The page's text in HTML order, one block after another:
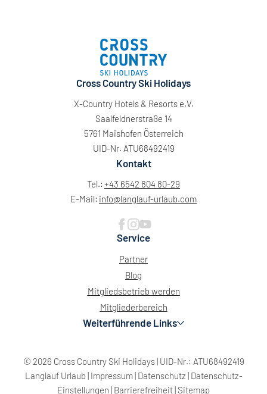
Cross Country Ski Holidays
X-Country Hotels & Resorts e.V.
Saalfeldnerstraße 14
5761 Maishofen Österreich
UID-Nr. ATU68492419
Kontakt
Tel.: +43 6542 804 80-29
E-Mail: info@langlauf-urlaub.com
Service
Partner
Blog
Mitgliedsbetrieb werden
Mitgliederbereich
Weiterführende Links
© 2026 Cross Country Ski Holidays| UID-Nr.: ATU68492419
Langlauf Urlaub | Impressum| Datenschutz | Datenschutz-
Einstellungen | Barrierefreiheit| Sitemap